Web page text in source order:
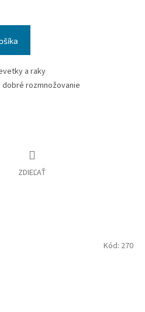
a raky
rozmnožovanie
ZDIEĽAŤ
Kód: 270